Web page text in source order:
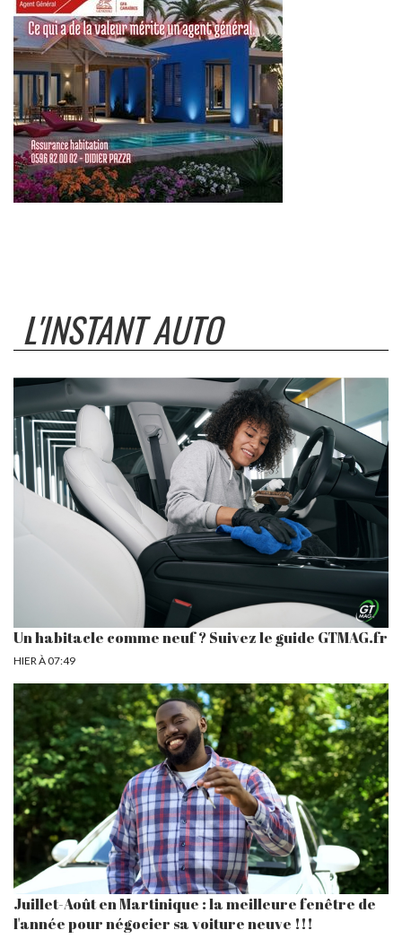
L'INSTANT AUTO
Un habitacle comme neuf ? Suivez le guide GTMAG.fr
HIER À 07:49
Juillet-Août en Martinique : la meilleure fenêtre de
l'année pour négocier sa voiture neuve !!!